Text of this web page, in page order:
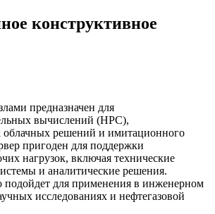
конструктивное
предназначен для
вычислений (HPC),
решений и имитационного
пригоден для поддержки
нагрузок, включая технические
и аналитические решения.
подойдет для применения в инженерном
исследованиях и нефтегазовой